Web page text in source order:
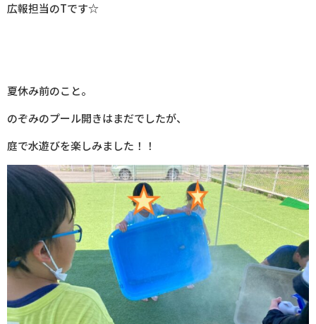
広報担当のTです☆
夏休み前のこと。
のぞみのプール開きはまだでしたが、
庭で水遊びを楽しみました！！